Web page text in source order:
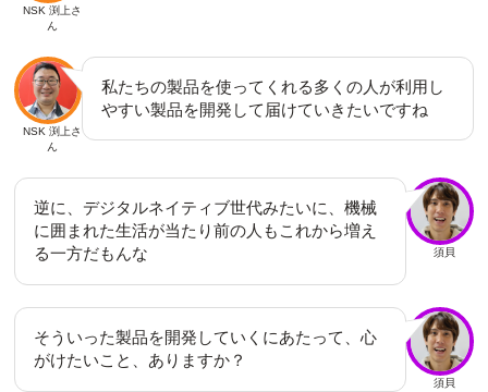
NSK 渕上さ
ん
NSK 渕上さ
ん
私たちの製品を使ってくれる多くの人が利用し
やすい製品を開発して届けていきたいですね
須貝
逆に、デジタルネイティブ世代みたいに、機械
に囲まれた生活が当たり前の人もこれから増え
る一方だもんな
須貝
そういった製品を開発していくにあたって、心
がけたいこと、ありますか？